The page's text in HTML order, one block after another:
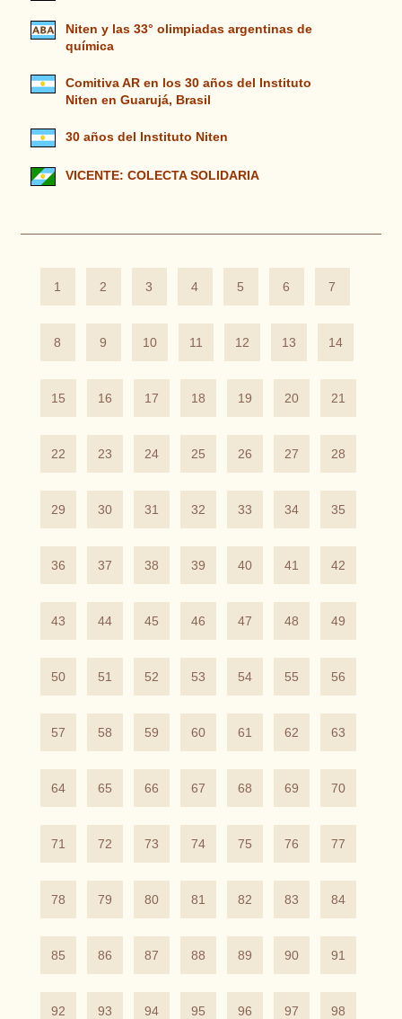
Niten y las 33° olimpiadas argentinas de
química
Comitiva AR en los 30 años del Instituto
Niten en Guarujá, Brasil
30 años del Instituto Niten
VICENTE: COLECTA SOLIDARIA
1 2 3 4 5 6 7
8 9 10 11 12 13 14
15 16 17 18 19 20 21
22 23 24 25 26 27 28
29 30 31 32 33 34 35
36 37 38 39 40 41 42
43 44 45 46 47 48 49
50 51 52 53 54 55 56
57 58 59 60 61 62 63
64 65 66 67 68 69 70
71 72 73 74 75 76 77
78 79 80 81 82 83 84
85 86 87 88 89 90 91
92 93 94 95 96 97 98